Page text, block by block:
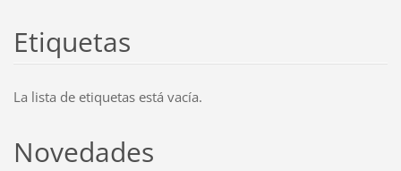
Etiquetas
La lista de etiquetas está vacía.
Novedades